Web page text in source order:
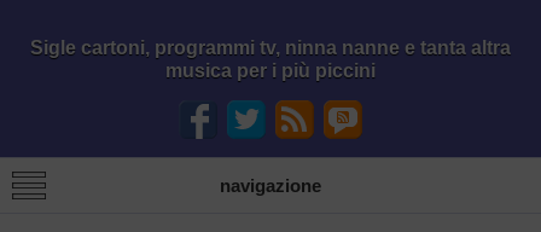
Sigle cartoni, programmi tv, ninna nanne e tanta altra
musica per i più piccini
navigazione